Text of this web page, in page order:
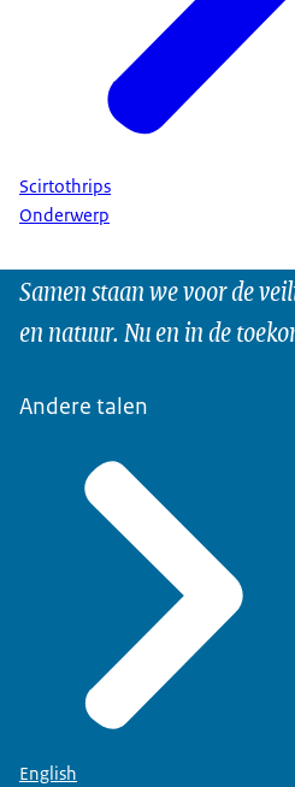
Scirtothrips
Onderwerp
Samen staan we voor de
en natuur. Nu en in de
Andere talen
English